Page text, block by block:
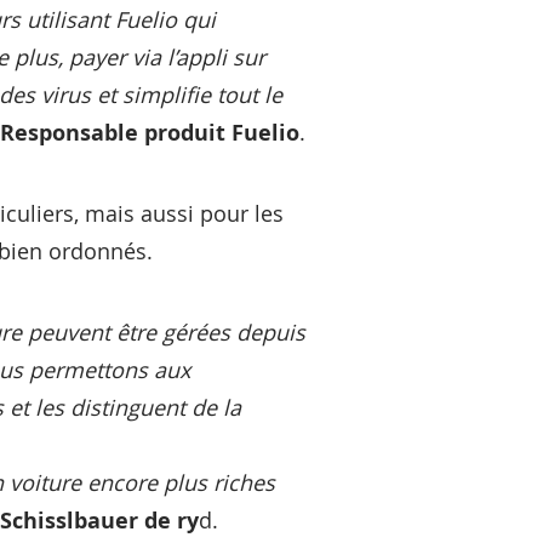
utilisant Fuelio qui
payer via l’appli sur
virus et simplifie tout le
produit Fuelio.
mais aussi pour les
ordonnés.
peuvent être gérées depuis
permettons aux
et les distinguent de la
voiture encore plus riches
de ryd.